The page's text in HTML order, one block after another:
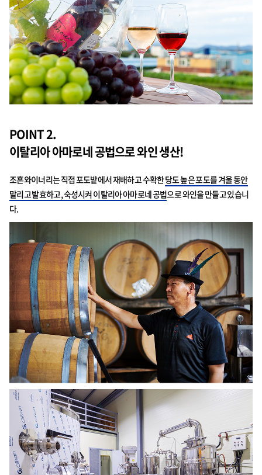
POINT 2.
이탈리아 아마로네 공법으로 와인 생산!
조흔와이너리는 직접 포도밭에서 재배하고 수확한당도 높은 포도를 겨울 동안
말리고 발효하고, 숙성시켜 이탈리아 아마로네 공법으로 와인을 만들고 있습니
다.